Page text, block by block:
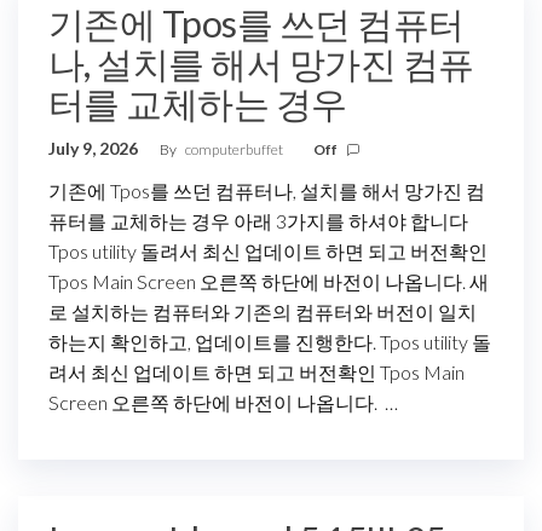
기존에 Tpos를 쓰던 컴퓨터
나, 설치를 해서 망가진 컴퓨
터를 교체하는 경우
July 9, 2026 By computerbuffet Off
기존에 Tpos를 쓰던 컴퓨터나, 설치를 해서 망가진 컴
퓨터를 교체하는 경우 아래 3가지를 하셔야 합니다
Tpos utility 돌려서 최신 업데이트 하면 되고 버전확인
Tpos Main Screen 오른쪽 하단에 바전이 나옵니다. 새
로 설치하는 컴퓨터와 기존의 컴퓨터와 버전이 일치
하는지 확인하고, 업데이트를 진행한다. Tpos utility 돌
려서 최신 업데이트 하면 되고 버전확인 Tpos Main
Screen 오른쪽 하단에 바전이 나옵니다. …